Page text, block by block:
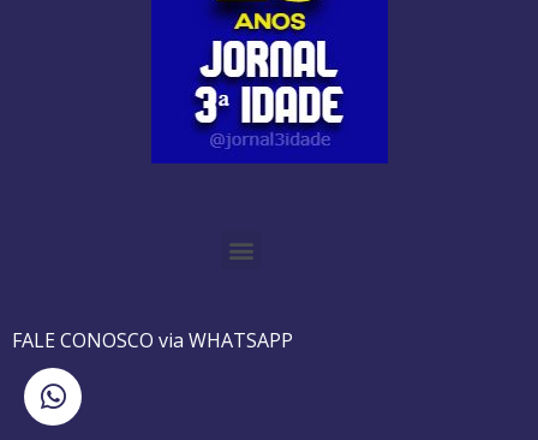
FALE CONOSCO via WHATSAPP